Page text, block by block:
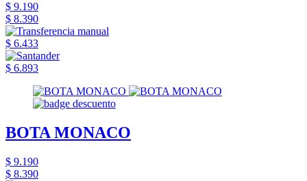
$ 9.190
$ 8.390
$ 6.433
$ 6.893
BOTA MONACO
$ 9.190
$ 8.390